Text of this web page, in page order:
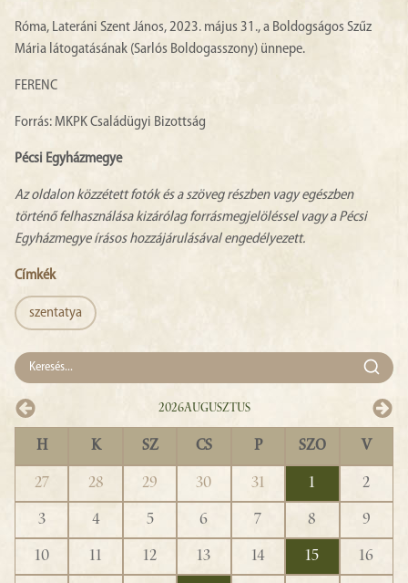
Róma, Lateráni Szent János, 2023. május 31., a Boldogságos Szűz
Mária látogatásának (Sarlós Boldogasszony) ünnepe.
FERENC
Forrás: MKPK Családügyi Bizottság
Pécsi Egyházmegye
Az oldalon közzétett fotók és a szöveg részben vagy egészben
történő felhasználása kizárólag forrásmegjelöléssel vagy a Pécsi
Egyházmegye írásos hozzájárulásával engedélyezett.
Címkék
szentatya
2026Augusztus
H K SZ CS P SZO V
27 28 29 30 31 1
2
3
4 5 6 7 8
9
10
11 12 13 14 15
16